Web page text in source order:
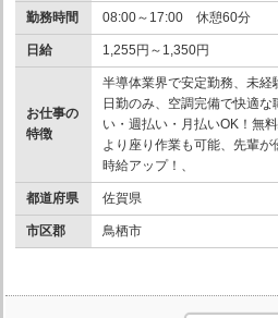
勤務時間 08:00～17:00 休憩60分
日給 1,255円～1,350円
お仕事の
特徴
半導体業界で安定勤務、未経
日勤のみ、空調完備で快適
い・週払い・月払いOK！無
より座り作業も可能、先輩
時給アップ！、
都道府県 佐賀県
市区郡 鳥栖市